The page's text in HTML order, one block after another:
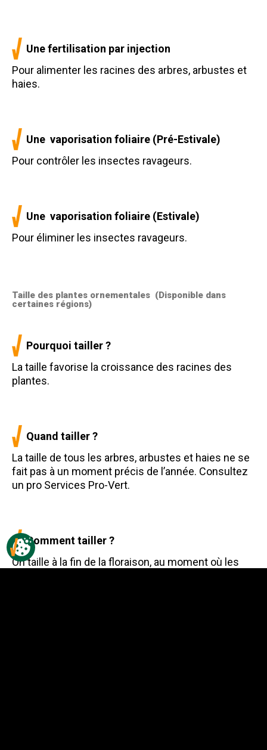
Une fertilisation par injection
Pour alimenter les racines des arbres, arbustes et
haies.
Une vaporisation foliaire (Pré-Estivale)
Pour contrôler les insectes ravageurs.
Une vaporisation foliaire (Estivale)
Pour éliminer les insectes ravageurs.
Taille des plantes ornementales (Disponible dans
certaines régions)
Pourquoi tailler ?
La taille favorise la croissance des racines des
plantes.
Quand tailler ?
La taille de tous les arbres, arbustes et haies ne se
fait pas à un moment précis de l’année. Consultez
un pro Services Pro-Vert.
Comment tailler ?
On taille à la fin de la floraison, au moment où les